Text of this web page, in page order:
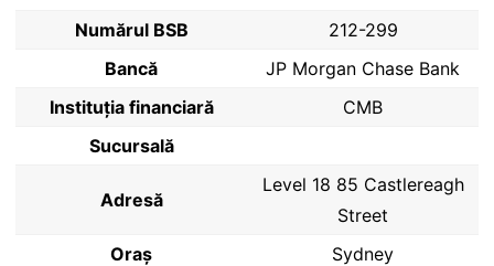
Numărul BSB
212-299
Bancă
JP Morgan Chase Bank
Instituția financiară
CMB
Sucursală
Adresă
Level 18 85 Castlereagh
Street
Oraș
Sydney